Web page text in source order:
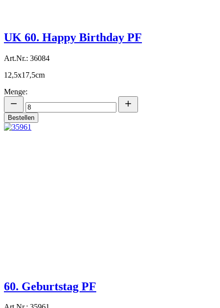
UK 60. Happy Birthday PF
Art.Nr.: 36084
12,5x17,5cm
Menge:
Bestellen
60. Geburtstag PF